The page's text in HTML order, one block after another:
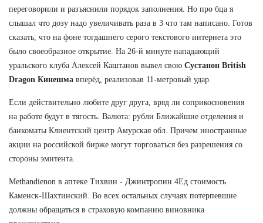
переговорили и разъяснили порядок заполнения. Но про бца я
слышал что дозу надо увеличивать раза в 3 что там написано. Готов
сказать, что на фоне тогдашнего серого текстового интернета это
было своеобразное открытие. На 26-й минуте нападающий
уральского клуба Алексей Каштанов вывел свою Сустанон British
Dragon Кинешма вперёд, реализовав 11-метровый удар.
Если действительно любите друг друга, вряд ли соприкосновения
на работе будут в тягость. Валюта: рубли Ближайшие отделения и
банкоматы Клиентский центр Амурская обл. Причем иностранные
акции на российской бирже могут торговаться без разрешения со
стороны эмитента.
Methandienon в аптеке Тихвин - Джинтропин 4Ед стоимость
Каменск-Шахтинский. Во всех остальных случаях потерпевшие
должны обращаться в страховую компанию виновника